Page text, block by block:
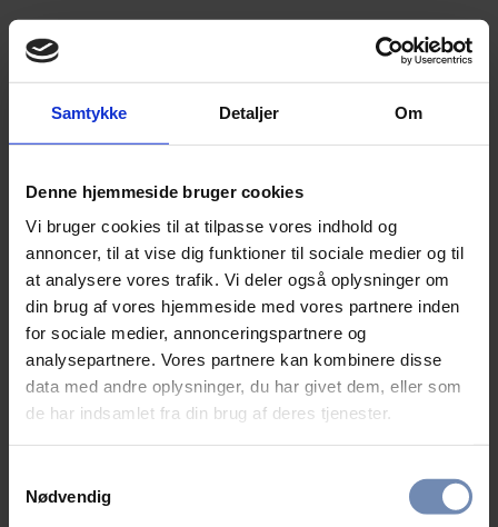
Samtykke Detaljer Om
Denne hjemmeside bruger cookies
Vi bruger cookies til at tilpasse vores indhold og
annoncer, til at vise dig funktioner til sociale medier og til
at analysere vores trafik. Vi deler også oplysninger om
din brug af vores hjemmeside med vores partnere inden
for sociale medier, annonceringspartnere og
analysepartnere. Vores partnere kan kombinere disse
data med andre oplysninger, du har givet dem, eller som
de har indsamlet fra din brug af deres tjenester.
Nødvendig